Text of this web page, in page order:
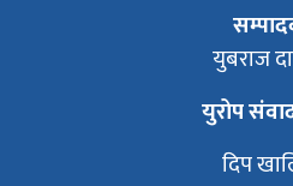
युबराज
युरोप
दिप